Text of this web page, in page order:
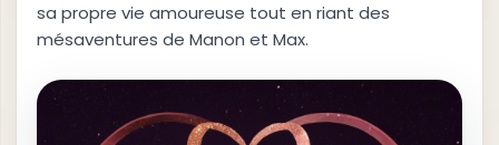
sa propre vie amoureuse tout en riant des
mésaventures de Manon et Max.